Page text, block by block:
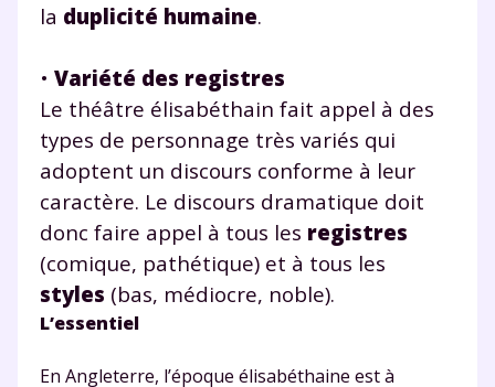
la duplicité humaine.
• Variété des registres
Le théâtre élisabéthain fait appel à des
types de personnage très variés qui
adoptent un discours conforme à leur
caractère. Le discours dramatique doit
donc faire appel à tous les registres
(comique, pathétique) et à tous les
styles (bas, médiocre, noble).
L’essentiel
En Angleterre, l’époque élisabéthaine est à